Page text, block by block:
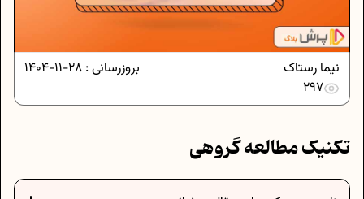
بروزرسانی : 28-11-1404
نیما رستاک
297
تکنیک مطالعه گروهی